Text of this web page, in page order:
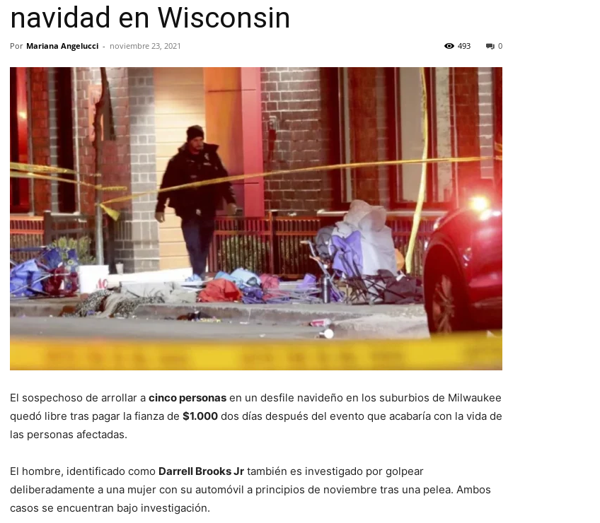
navidad en Wisconsin
Por Mariana Angelucci - noviembre 23, 2021 0
493
El sospechoso de arrollar a cinco personas en un desfile navideño en los suburbios de Milwaukee
quedó libre tras pagar la fianza de $1.000 dos días después del evento que acabaría con la vida de
las personas afectadas.
El hombre, identificado como Darrell Brooks Jr también es investigado por golpear
deliberadamente a una mujer con su automóvil a principios de noviembre tras una pelea. Ambos
casos se encuentran bajo investigación.